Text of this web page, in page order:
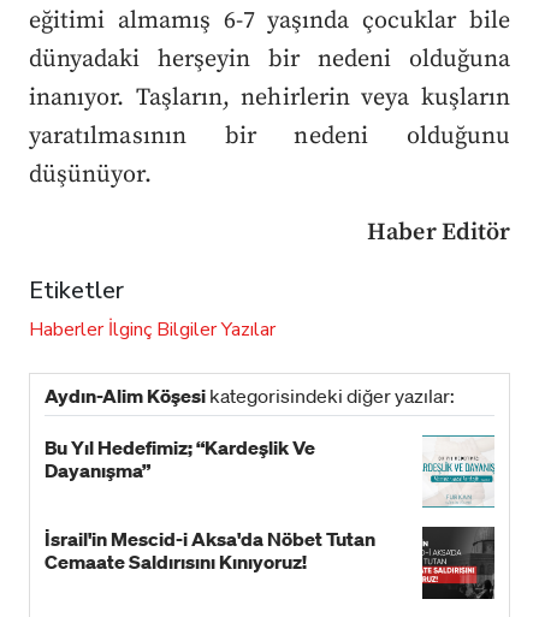
eğitimi almamış 6-7 yaşında çocuklar bile
dünyadaki herşeyin bir nedeni olduğuna
inanıyor. Taşların, nehirlerin veya kuşların
yaratılmasının bir nedeni olduğunu
düşünüyor.
Haber Editör
Etiketler
Haberler İlginç BilgilerYazılar
Aydın-Alim Köşesi kategorisindeki diğer yazılar:
Bu Yıl Hedefimiz; “Kardeşlik Ve
Dayanışma”
İsrail'in Mescid-i Aksa'da Nöbet Tutan
Cemaate Saldırısını Kınıyoruz!